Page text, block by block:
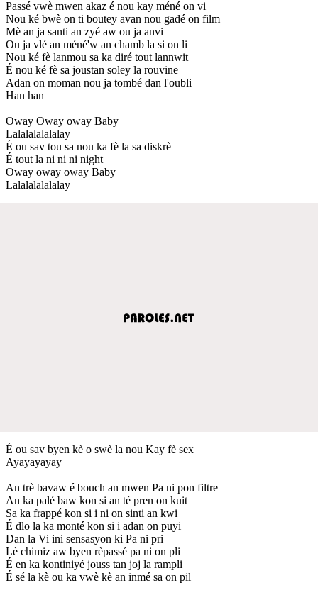
Passé vwè mwen akaz é nou kay méné on vi
Nou ké bwè on ti boutey avan nou gadé on film
Mè an ja santi an zyé aw ou ja anvi
Ou ja vlé an méné'w an chamb la si on li
Nou ké fè lanmou sa ka diré tout lannwit
É nou ké fè sa joustan soley la rouvine
Adan on moman nou ja tombé dan l'oubli
Han han
Oway Oway oway Baby
Lalalalalalalay
É ou sav tou sa nou ka fè la sa diskrè
É tout la ni ni ni night
Oway oway oway Baby
Lalalalalalalay
É ou sav byen kè o swè la nou Kay fè sex
Ayayayayay
An trè bavaw é bouch an mwen Pa ni pon filtre
An ka palé baw kon si an té pren on kuit
Sa ka frappé kon si i ni on sinti an kwi
É dlo la ka monté kon si i adan on puyi
Dan la Vi ini sensasyon ki Pa ni pri
Lè chimiz aw byen rèpassé pa ni on pli
É en ka kontiniyé jouss tan joj la rampli
É sé la kè ou ka vwè kè an inmé sa on pil